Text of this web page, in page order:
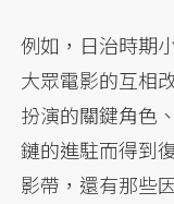
例如，日治時期
大眾電影的互相
扮演的關鍵角色
鏈的進駐而得到
影帶，還有那些